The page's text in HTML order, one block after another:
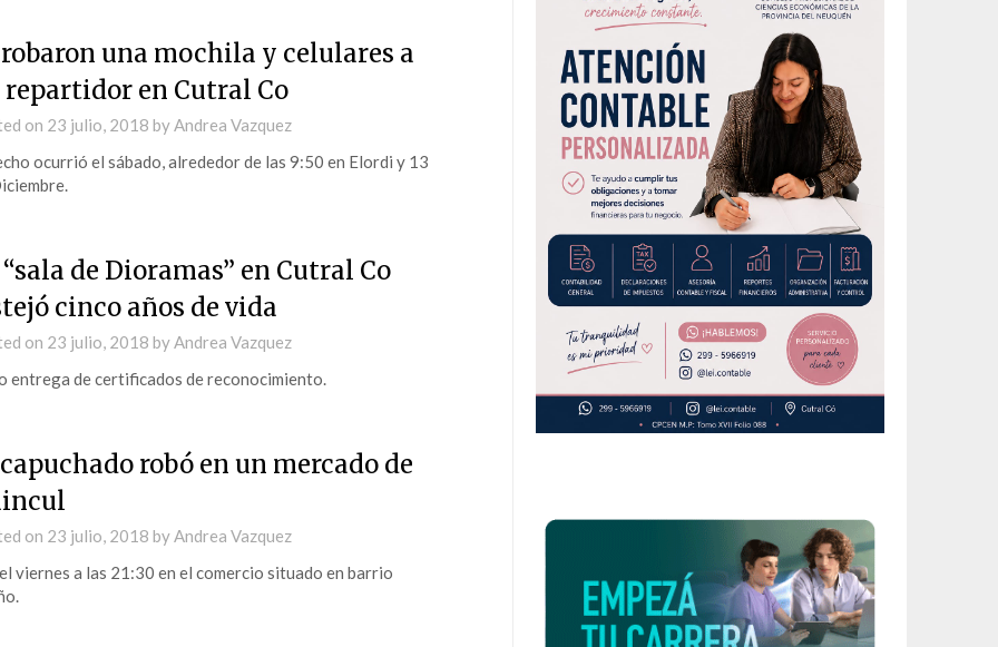
una mochila y celulares a
en Cutral Co
on 23 julio, 2018 byAndrea Vazquez
ocurrió el sábado, alrededor de las 9:50 en Elordi y 13
de Dioramas” en Cutral Co
cinco años de vida
on 23 julio, 2018 byAndrea Vazquez
entrega de certificados de reconocimiento.
robó en un mercado de
on 23 julio, 2018 byAndrea Vazquez
viernes a las 21:30 en el comercio situado en barrio